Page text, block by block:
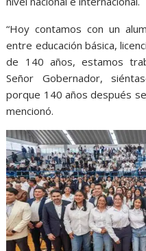
“Hoy contamos con un
entre educación básica,
de 140 años, estamos
Señor Gobernador,
porque 140 años después
mencionó.